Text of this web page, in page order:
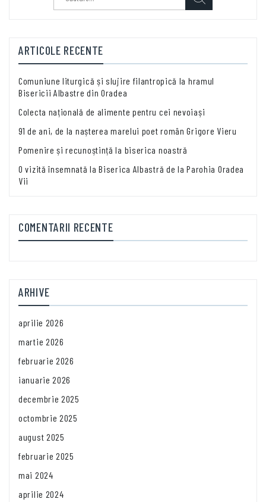
ARTICOLE RECENTE
Comuniune liturgică și slujire filantropică la hramul
Bisericii Albastre din Oradea
Colecta națională de alimente pentru cei nevoiași
91 de ani, de la nașterea marelui poet român Grigore Vieru
Pomenire și recunoștință la biserica noastră
O vizită însemnată la Biserica Albastră de la Parohia Oradea
Vii
COMENTARII RECENTE
ARHIVE
aprilie 2026
martie 2026
februarie 2026
ianuarie 2026
decembrie 2025
octombrie 2025
august 2025
februarie 2025
mai 2024
aprilie 2024